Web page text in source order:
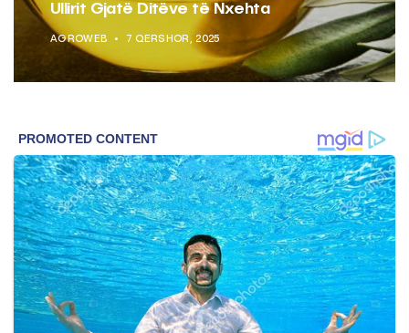
Ullirit Gjatë Ditëve të Nxehta
AGROWEB 7 QERSHOR, 2025